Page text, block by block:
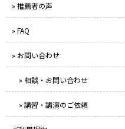
» 推薦者の声
» FAQ
» お問い合わせ
» 相談・お問い合わせ
» 講習・講演のご依頼